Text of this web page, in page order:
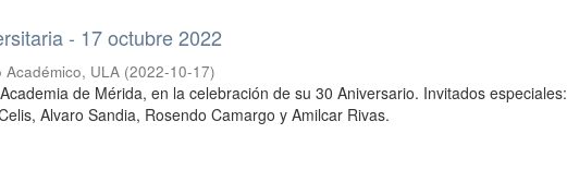
- 17 octubre 2022
ULA (2022-10-17)
de Mérida, en la celebración de su 30 Aniversario. Invitados especiales:
Alvaro Sandia, Rosendo Camargo y Amilcar Rivas.